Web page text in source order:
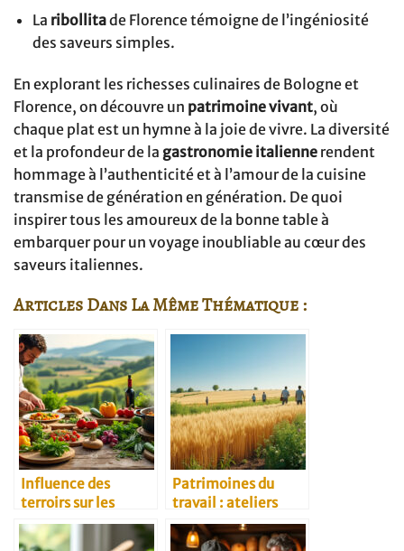
La ribollitade Florence témoigne de l’ingéniosité
des saveurs simples.
En explorant les richesses culinaires de Bologne et
Florence, on découvre un patrimoine vivant, où
chaque plat est un hymne à la joie de vivre. La diversité
et la profondeur de la gastronomie italienne rendent
hommage à l’authenticité et à l’amour de la cuisine
transmise de génération en génération. De quoi
inspirer tous les amoureux de la bonne table à
embarquer pour un voyage inoubliable au cœur des
saveurs italiennes.
Articles Dans La Même Thématique :
Influence des
terroirs sur les
recettes
traditionnelles
Patrimoines du
travail : ateliers
vivants et vieux
quartiers